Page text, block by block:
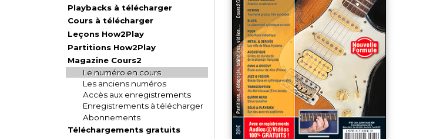
Playbacks à télécharger
Cours à télécharger
Leçons How2Play
Partitions How2Play
Magazine Cours2
Le numéro en cours
Les anciens numéros
Accès aux enregistrements
Enregistrements à télécharger
Abonnements
Téléchargements gratuits